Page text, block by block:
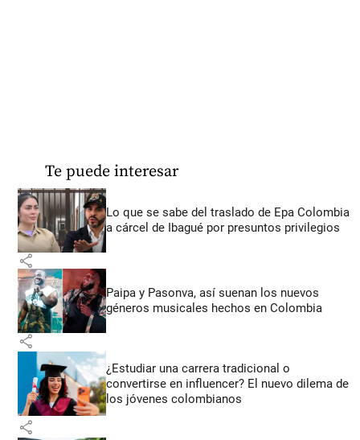
Te puede interesar
Lo que se sabe del traslado de Epa Colombia
a cárcel de Ibagué por presuntos privilegios
share
Paipa y Pasonva, así suenan los nuevos
géneros musicales hechos en Colombia
share
¿Estudiar una carrera tradicional o
convertirse en influencer? El nuevo dilema de
los jóvenes colombianos
share